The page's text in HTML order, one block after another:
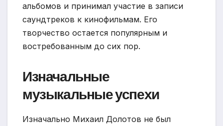
альбомов и принимал участие в записи
саундтреков к кинофильмам. Его
творчество остается популярным и
востребованным до сих пор.
Изначальные
музыкальные успехи
Изначально Михаил Долотов не был